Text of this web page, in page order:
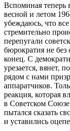
Вспоминая теперь
весной и летом
убеждаюсь, что
стремительно
перепугали
бюрократия не без
конец. С
урезается, вянет,
рядом с нами
аппаратчиков.
реакция, которая
в Советском
пытался сказать
и уставились